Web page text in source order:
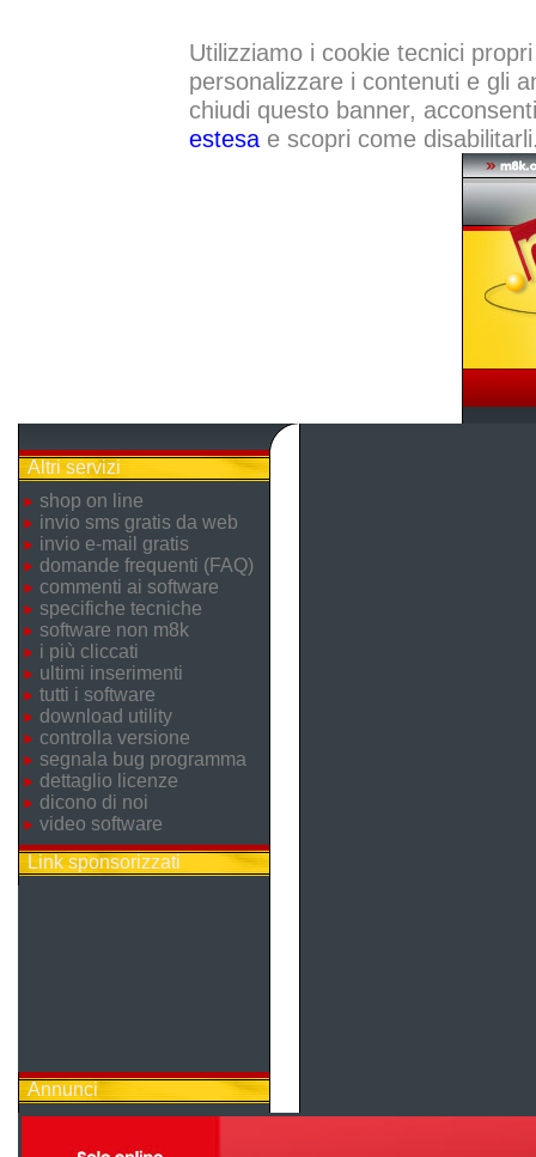
Utilizziamo i cookie tecnici
personalizzare i contenuti e gli
chiudi questo banner,
estesae scopri come
Altri servizi
shop on line
invio sms gratis da web
invio e-mail gratis
domande frequenti (FAQ)
commenti ai software
specifiche tecniche
software non m8k
i più cliccati
ultimi inserimenti
tutti i software
download utility
controlla versione
segnala bug programma
dettaglio licenze
dicono di noi
video software
Link sponsorizzati
Annunci